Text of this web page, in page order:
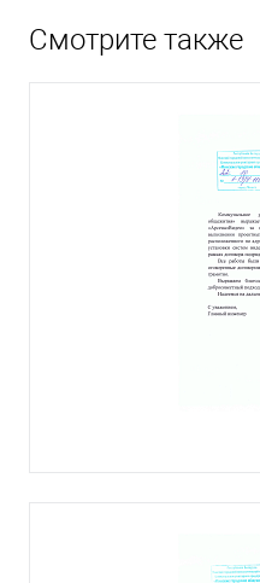
Смотрите также